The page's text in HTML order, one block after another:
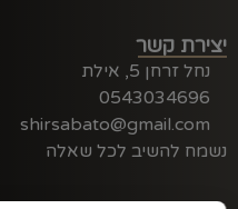
יצירת קשר
נחל זרחן 5, אילת
0543034696
shirsabato@gmail.com
נשמח להשיב לכל שאלה